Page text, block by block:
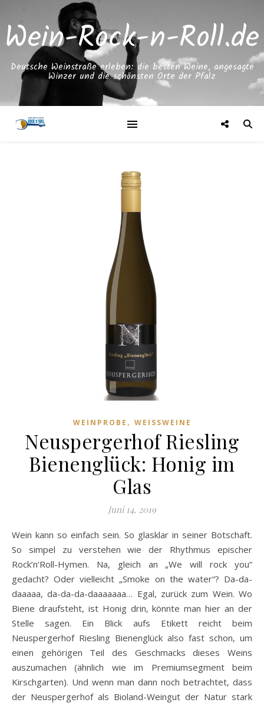
Wein-Rock-n-Roll.de
Deutsche Weinstraße erleben: die besten Weine, angesagte
Winzer und die schönsten Orte der Pfalz
WEINPROBE , WEISSWEINE
Neuspergerhof Riesling
Bienenglück: Honig im
Glas
Juni 14, 2019
Wein kann so einfach sein. So glasklar in seiner Botschaft.
So simpel zu verstehen wie der Rhythmus epischer
Rock’n’Roll-Hymen. Na, gleich an „We will rock you“
gedacht? Oder vielleicht „Smoke on the water“? Da-da-
daaaaa, da-da-da-daaaaaaa… Egal, zurück zum Wein. Wo
Biene draufsteht, ist Honig drin, könnte man hier an der
Stelle sagen. Ein Blick aufs Etikett reicht beim
Neuspergerhof Riesling Bienenglück also fast schon, um
einen gehörigen Teil des Geschmacks dieses Weins
auszumachen (ähnlich wie im Premiumsegment beim
Kirschgarten). Und wenn man dann noch betrachtet, dass
der Neuspergerhof als Bioland-Weingut der Natur stark